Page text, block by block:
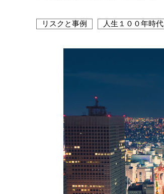
リスクと事例 人生１００年時代